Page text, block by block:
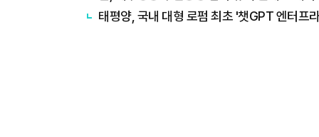
태평양, 국내 대형 로펌 최초 '챗GPT 엔터프